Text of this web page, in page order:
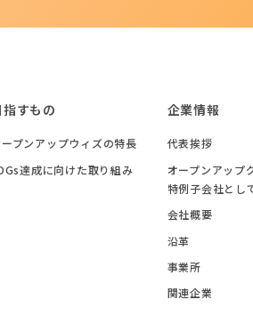
指すもの
プンアップウィズの特長
達成に向けた取り組み
企業情報
代表挨拶
オープンアップ
特例子会社とし
会社概要
沿革
事業所
関連企業